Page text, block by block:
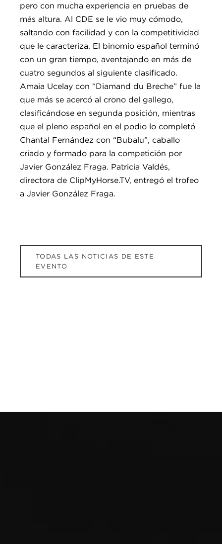
pero con mucha experiencia en pruebas de
más altura. Al CDE se le vio muy cómodo,
saltando con facilidad y con la competitividad
que le caracteriza. El binomio español terminó
con un gran tiempo, aventajando en más de
cuatro segundos al siguiente clasificado.
Amaia Ucelay con “Diamand du Breche” fue la
que más se acercó al crono del gallego,
clasificándose en segunda posición, mientras
que el pleno español en el podio lo completó
Chantal Fernández con “Bubalu”, caballo
criado y formado para la competición por
Javier González Fraga. Patricia Valdés,
directora de ClipMyHorse.TV, entregó el trofeo
a Javier González Fraga.
TODAS LAS NOTICIAS DE ESTE
EVENTO